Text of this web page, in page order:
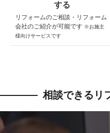
する
リフォームのご相談・ リフォーム
会社のご紹介が可能です ※お施主
様向けサービスです
相談できるリ